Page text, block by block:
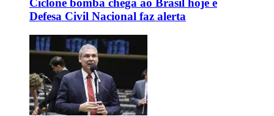
Ciclone bomba chega ao Brasil hoje e
Defesa Civil Nacional faz alerta